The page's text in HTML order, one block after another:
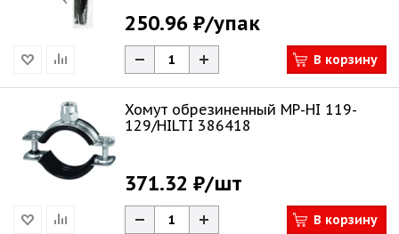
250.96 ₽/упак
В корзину
Хомут обрезиненный MP-HI 119-
129/HILTI 386418
371.32 ₽/шт
В корзину